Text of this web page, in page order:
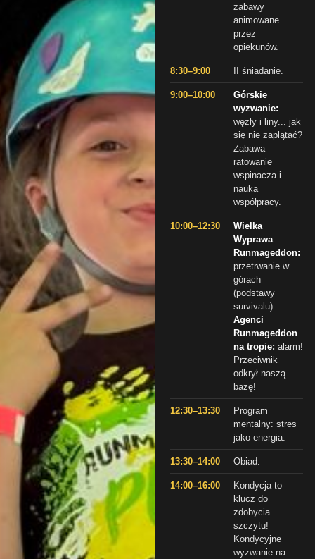
zabawy
animowane
przez
opiekunów.
8:30–9:00 II śniadanie.
9:00–10:00
Górskie
wyzwanie:
węzły i liny... jak
się nie zaplątać?
Zabawa
ratowanie
wspinacza i
nauka
współpracy.
10:00–12:30
Wielka
Wyprawa
Runmageddon:
przetrwanie w
górach
(podstawy
survivalu).
Agenci
Runmageddon
na tropie: alarm!
Przeciwnik
odkrył naszą
bazę!
12:30–13:30
Program
mentalny: stres
jako energia.
13:30–14:00 Obiad.
14:00–16:00
Kondycja to
klucz do
zdobycia
szczytu!
Kondycyjne
wyzwanie na